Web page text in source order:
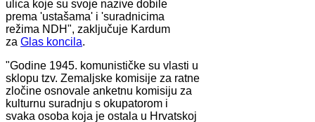
ulica koje su svoje nazive dobile
prema 'ustašama' i 'suradnicima
režima NDH", zaključuje Kardum
za Glas koncila.
"Godine 1945. komunističke su vlasti u
sklopu tzv. Zemaljske komisije za ratne
zločine osnovale anketnu komisiju za
kulturnu suradnju s okupatorom i
svaka osoba koja je ostala u Hrvatskoj